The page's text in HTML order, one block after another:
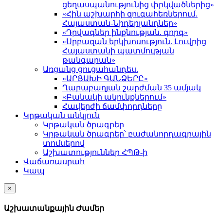
ցեղասպանությունից փրկվածներից»
«Հին աշխարհի զուգահեռներում.
Հայաստան-Նիդերլանդներ»
«Դրվագներ ինքնության. գորգ»
«Սրբազան երկխոսություն. Լուվրից
Հայաստանի պատմության
թանգարան»
Առցանց ցուցահանդես.
«ԱՐՑԱԽԻ ԳԱՆՁԵՐԸ»
Ղարաբաղյան շարժման 35 ամյակ
«Բանակի ակունքներում»
Հավերժի ճամփորդները
Կրթական անկյուն
Կրթական ծրագրեր
Կրթական ծրագրեր՝ բաժանորդագրային
տոմսերով
Աշխատություններ ՀՊԹ-ի
Վաճառասրահ
Կապ
×
Աշխատանքային Ժամեր